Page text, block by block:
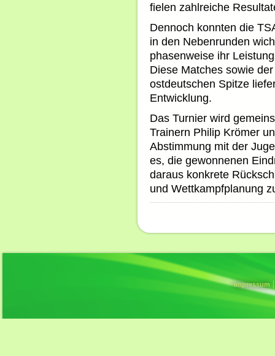
fielen zahlreiche
Dennoch konnten die
in den Nebenrunden
phasenweise ihr
Diese Matches sowie
ostdeutschen Spitze
Entwicklung.
Das Turnier wird
Trainern Philip Krömer
Abstimmung mit der
es, die gewonnenen
daraus konkrete
und Wettkampfplanung
Impressum